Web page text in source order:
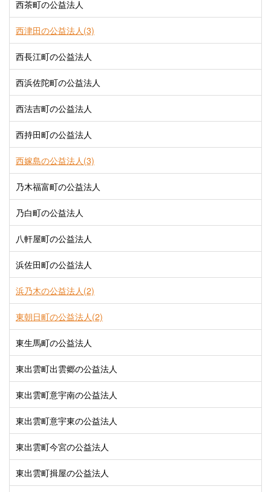
西茶町の公益法人
西津田の公益法人(3)
西長江町の公益法人
西浜佐陀町の公益法人
西法吉町の公益法人
西持田町の公益法人
西嫁島の公益法人(3)
乃木福富町の公益法人
乃白町の公益法人
八軒屋町の公益法人
浜佐田町の公益法人
浜乃木の公益法人(2)
東朝日町の公益法人(2)
東生馬町の公益法人
東出雲町出雲郷の公益法人
東出雲町意宇南の公益法人
東出雲町意宇東の公益法人
東出雲町今宮の公益法人
東出雲町揖屋の公益法人